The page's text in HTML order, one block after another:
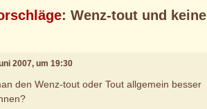
: Wenz-tout und
2007, um 19:30
den Wenz-tout oder Tout allgemein besser